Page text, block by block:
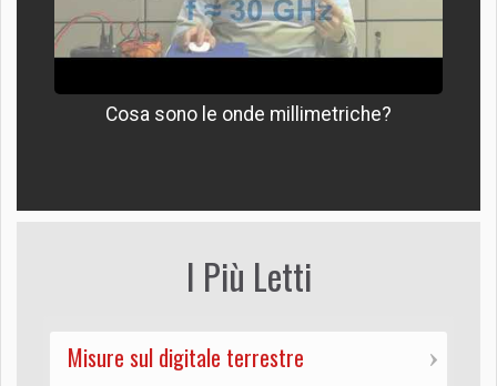
Cosa sono le onde millimetriche?
I Più Letti
Misure sul digitale terrestre